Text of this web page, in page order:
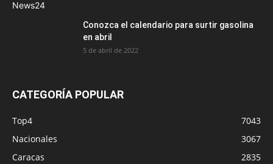
Conozca el calendario para surtir gasolina
en abril
5 de abril de 2022
CATEGORÍA POPULAR
Top4
7043
Nacionales
3067
Caracas
2835